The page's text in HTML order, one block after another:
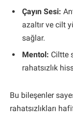
Çayın Sesi:
azaltır ve cilt
sağlar.
Mentol: Ciltte
rahatsızlık
Bu bileşenler
rahatsızlıkları